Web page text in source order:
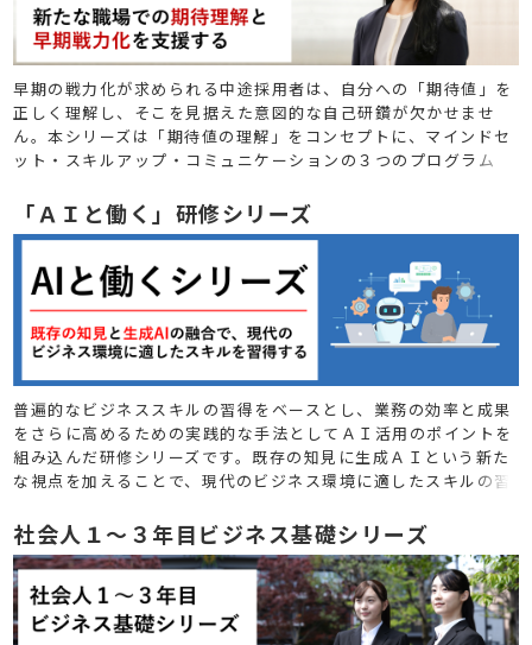
早期の戦力化が求められる中途採用者は、自分への「期待値」を
正しく理解し、そこを見据えた意図的な自己研鑽が欠かせませ
ん。本シリーズは「期待値の理解」をコンセプトに、マインドセ
ット・スキルアップ・コミュニケーションの３つのプログラム
「ＡＩと働く」研修シリーズ
普遍的なビジネススキルの習得をベースとし、業務の効率と成果
をさらに高めるための実践的な手法としてＡＩ活用のポイントを
組み込んだ研修シリーズです。既存の知見に生成ＡＩという新た
な視点を加えることで、現代のビジネス環境に適したスキルの習
社会人１～３年目ビジネス基礎シリーズ